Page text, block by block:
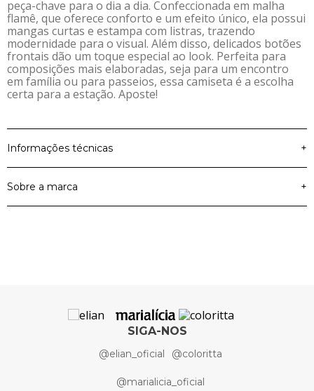
peça-chave para o dia a dia. Confeccionada em malha
flamê, que oferece conforto e um efeito único, ela possui
mangas curtas e estampa com listras, trazendo
modernidade para o visual. Além disso, delicados botões
frontais dão um toque especial ao look. Perfeita para
composições mais elaboradas, seja para um encontro
em família ou para passeios, essa camiseta é a escolha
certa para a estação. Aposte!
Informações técnicas +
Material Principal Malha Flamê
Primavera Verão 2025
Camiseta
Sobre a marca +
SIGA-NOS
@elian_oficial @coloritta
@marialicia_oficial